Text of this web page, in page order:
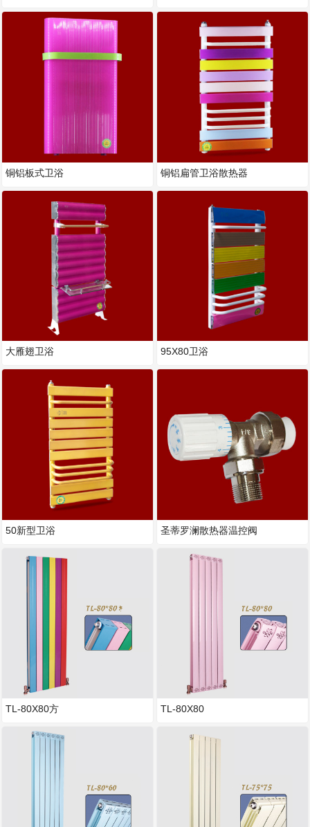
铜铝板式卫浴
大雁翅卫浴
50新型卫浴
TL-80X80方
铜铝扁管卫浴散热器
95X80卫浴
圣蒂罗澜散热器温控阀
TL-80X80